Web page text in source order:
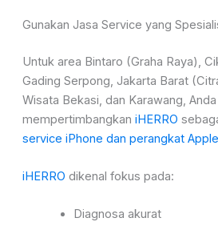
Gunakan Jasa Service yang
Untuk area Bintaro (Graha Raya),
Gading Serpong, Jakarta Barat
Wisata Bekasi, dan Karawang,
mempertimbangkan iHERRO
service iPhone dan perangkat Apple
iHERRO dikenal fokus pada:
Diagnosa akurat